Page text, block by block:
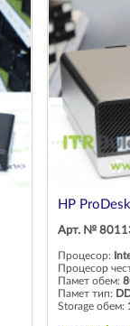
HP
Арт. №
Процесор:
Процесор
Памет обем:
Памет тип:
Storage обем: